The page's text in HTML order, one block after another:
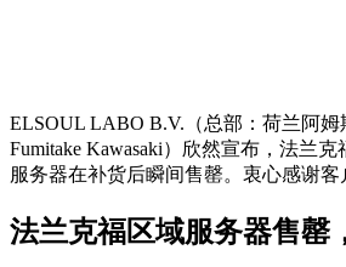
ELSOUL LABO B.V.（总部：荷兰阿姆
Fumitake Kawasaki）欣然宣布，法兰克
服务器在补货后瞬间售罄。衷心感谢客
法兰克福区域服务器售罄